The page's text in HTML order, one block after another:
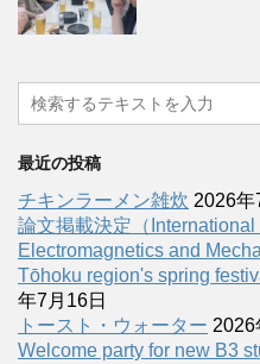
最近の投稿
チキンラーメン雑炊 2026年
論文掲載決定（
Electromagnetics and
Tōhoku region's spring
年7月16日
トースト・ウォーター 2026
Welcome party for new B3